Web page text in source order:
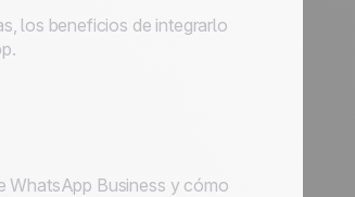
los beneficios de integrarlo
WhatsApp Business y cómo